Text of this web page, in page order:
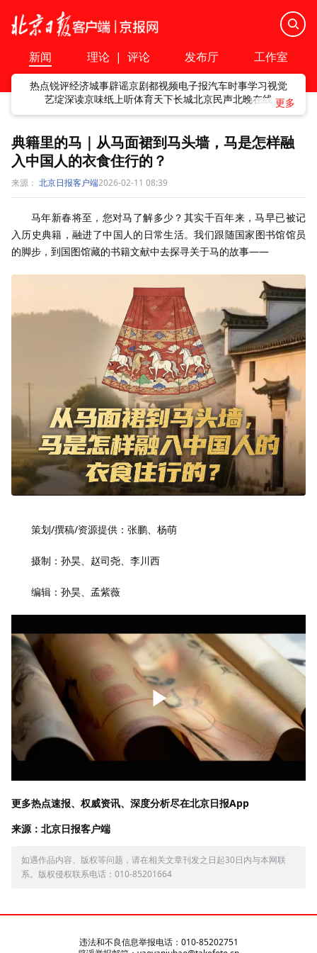
新闻 理论 | 评论 发布厅 工作室
热点锐评经济城事辟谣京剧都视频电子报汽车时事学习视觉
艺绽深读京味纸上听体育天下长城北京民声北晚在线
典籍里的马｜从马面裙到马头墙，马是怎样融
入中国人的衣食住行的？
来源： 北京日报客户端2026-02-11 08:39
马年新春将至，您对马了解多少？其实千百年来，马早已被记
入历史典籍，融进了中国人的日常生活。我们跟随国家图书馆馆员
的脚步，到国图馆藏的书籍文献中去探寻关于马的故事——
策划/撰稿/资源提供：张鹏、杨萌
摄制：孙昊、赵司尧、李川西
编辑：孙昊、孟紫薇
更多热点速报、权威资讯、深度分析尽在北京日报App
来源：北京日报客户端
如遇作品内容、版权等问题，请在相关文章刊发之日起30日内与本网联
系。版权侵权联系电话：010-85201664
违法和不良信息举报电话：010-85202751